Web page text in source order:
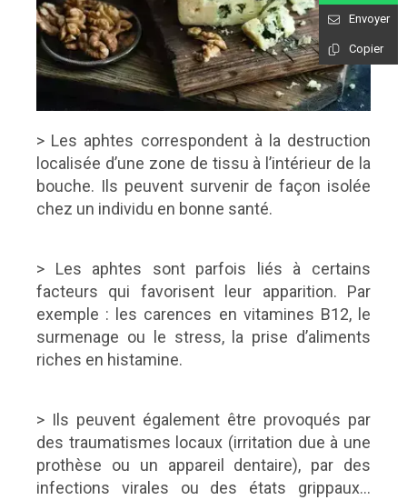
> Les aphtes correspondent à la destruction
localisée d’une zone de tissu à l’intérieur de la
bouche. Ils peuvent survenir de façon isolée
chez un individu en bonne santé.
> Les aphtes sont parfois liés à certains
facteurs qui favorisent leur apparition. Par
exemple : les carences en vitamines B12, le
surmenage ou le stress, la prise d’aliments
riches en histamine.
> Ils peuvent également être provoqués par
des traumatismes locaux (irritation due à une
prothèse ou un appareil dentaire), par des
infections virales ou des états grippaux...
Envoyer
Copier